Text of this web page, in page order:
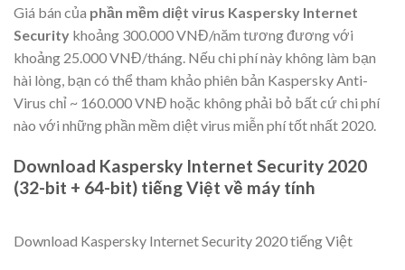
Giá bán của phần mềm diệt virus Kaspersky Internet
Security khoảng 300.000 VNĐ/năm tương đương với
khoảng 25.000 VNĐ/tháng. Nếu chi phí này không làm bạn
hài lòng, bạn có thể tham khảo phiên bản Kaspersky Anti-
Virus chỉ ~ 160.000 VNĐ hoặc không phải bỏ bất cứ chi phí
nào với những phần mềm diệt virus miễn phí tốt nhất 2020.
Download Kaspersky Internet Security 2020
(32-bit + 64-bit) tiếng Việt về máy tính
Download Kaspersky Internet Security 2020 tiếng Việt